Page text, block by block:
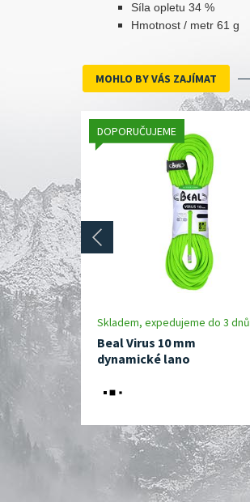
Síla opletu 34 %
Hmotnost / metr 61 g
MOHLO BY VÁS ZAJÍMAT
DOPORUČUJEME
Skladem, expedujeme do 3 dnů
Beal Virus 10 mm
dynamické lano
prev